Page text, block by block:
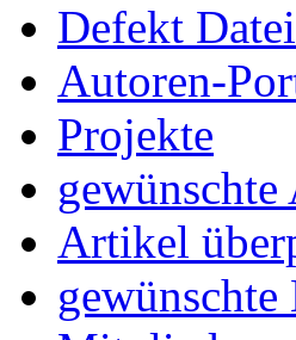
Defekt
Autoren-
Projekte
Artikel